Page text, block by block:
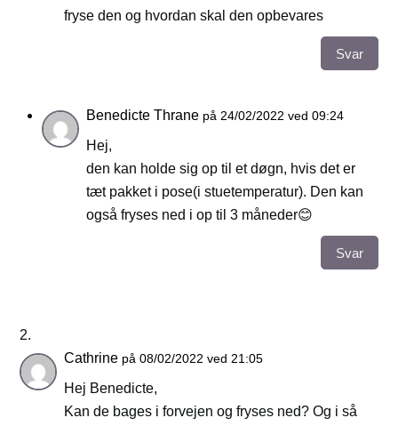
fryse den og hvordan skal den opbevares
Svar
Benedicte Thrane på 24/02/2022 ved 09:24
Hej,
den kan holde sig op til et døgn, hvis det er
tæt pakket i pose(i stuetemperatur). Den kan
også fryses ned i op til 3 måneder😊
Svar
Cathrine på 08/02/2022 ved 21:05
Hej Benedicte,
Kan de bages i forvejen og fryses ned? Og i så